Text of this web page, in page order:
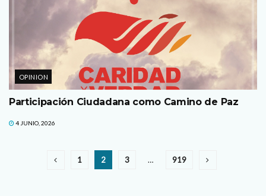
OPINION
Participación Ciudadana como Camino de Paz
4 JUNIO, 2026
1 2 3 … 919